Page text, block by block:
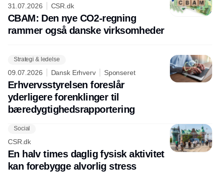
31.07.2026 CSR.dk
CBAM: Den nye CO2-regning
rammer også danske virksomheder
Strategi & ledelse
09.07.2026 Dansk Erhverv Sponseret
Erhvervsstyrelsen foreslår
yderligere forenklinger til
bæredygtighedsrapportering
Social
CSR.dk
En halv times daglig fysisk aktivitet
kan forebygge alvorlig stress